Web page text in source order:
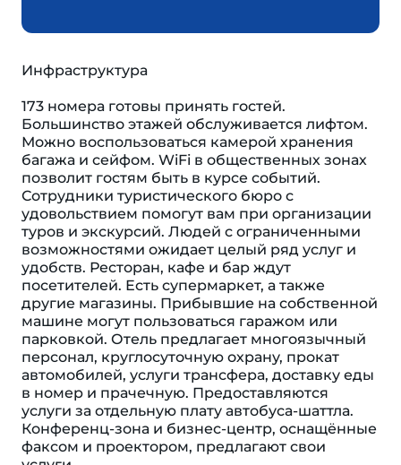
Инфраструктура
173 номера готовы принять гостей.
Большинство этажей обслуживается лифтом.
Можно воспользоваться камерой хранения
багажа и сейфом. WiFi в общественных зонах
позволит гостям быть в курсе событий.
Сотрудники туристического бюро с
удовольствием помогут вам при организации
туров и экскурсий. Людей с ограниченными
возможностями ожидает целый ряд услуг и
удобств. Ресторан, кафе и бар ждут
посетителей. Есть супермаркет, а также
другие магазины. Прибывшие на собственной
машине могут пользоваться гаражом или
парковкой. Отель предлагает многоязычный
персонал, круглосуточную охрану, прокат
автомобилей, услуги трансфера, доставку еды
в номер и прачечную. Предоставляются
услуги за отдельную плату автобуса-шаттла.
Конференц-зона и бизнес-центр, оснащённые
факсом и проектором, предлагают свои